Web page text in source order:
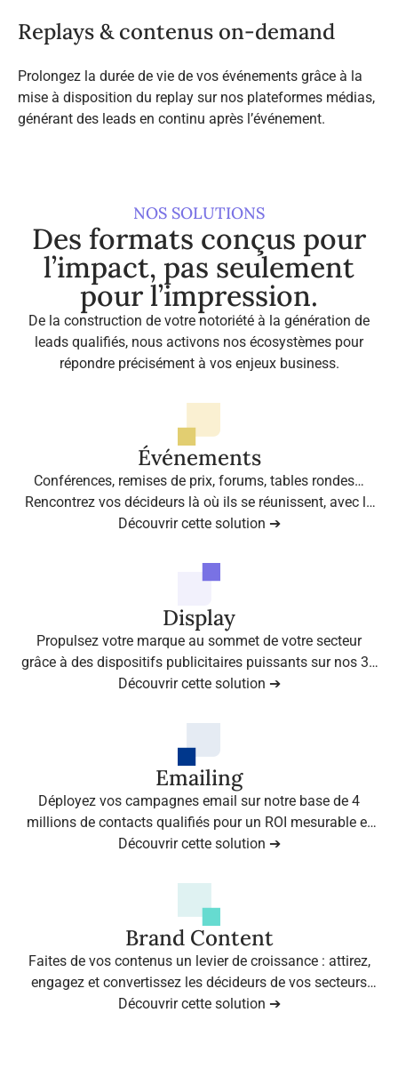
Replays & contenus on-demand
Prolongez la durée de vie de vos événements grâce à la
mise à disposition du replay sur nos plateformes médias,
générant des leads en continu après l’événement.
NOS SOLUTIONS
Des formats conçus pour
l’impact, pas seulement
pour l’impression.
De la construction de votre notoriété à la génération de
leads qualifiés, nous activons nos écosystèmes pour
répondre précisément à vos enjeux business.
Événements
Conférences, remises de prix, forums, tables rondes…
Rencontrez vos décideurs là où ils se réunissent, avec la
légitimité des médias professionnels de référence.
Découvrir cette solution ➔
Display
Propulsez votre marque au sommet de votre secteur
grâce à des dispositifs publicitaires puissants sur nos 35
sites médias leaders.
Découvrir cette solution ➔
Emailing
Déployez vos campagnes email sur notre base de 4
millions de contacts qualifiés pour un ROI mesurable et
des résultats immédiats.
Découvrir cette solution ➔
Brand Content
Faites de vos contenus un levier de croissance : attirez,
engagez et convertissez les décideurs de vos secteurs
grâce à l’expertise d’Infopro Digital Stories.
Découvrir cette solution ➔